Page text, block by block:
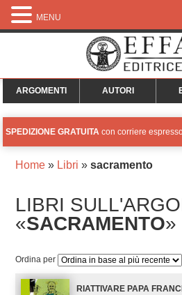
ARGOMENTI AUTORI
SPEDIZIONE GRATUITA con corriere
Home» Libri » sacramento
LIBRI
«SACRAMENTO»
Ordina per
RIATTIVARE PAPA
MENU